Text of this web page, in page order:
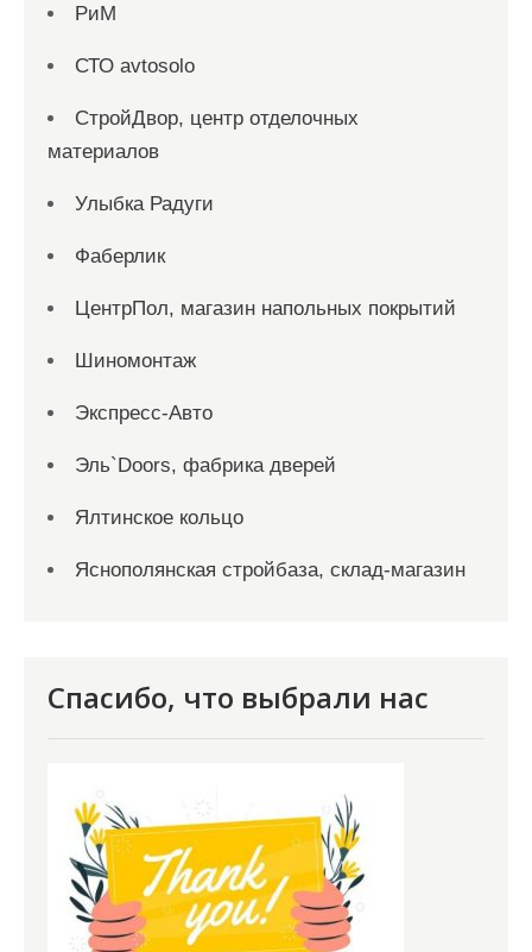
РиМ
СТО avtosolo
СтройДвор, центр отделочных
материалов
Улыбка Радуги
Фаберлик
ЦентрПол, магазин напольных покрытий
Шиномонтаж
Экспресс-Авто
Эль`Doors, фабрика дверей
Ялтинское кольцо
Яснополянская стройбаза, склад-магазин
Спасибо, что выбрали нас